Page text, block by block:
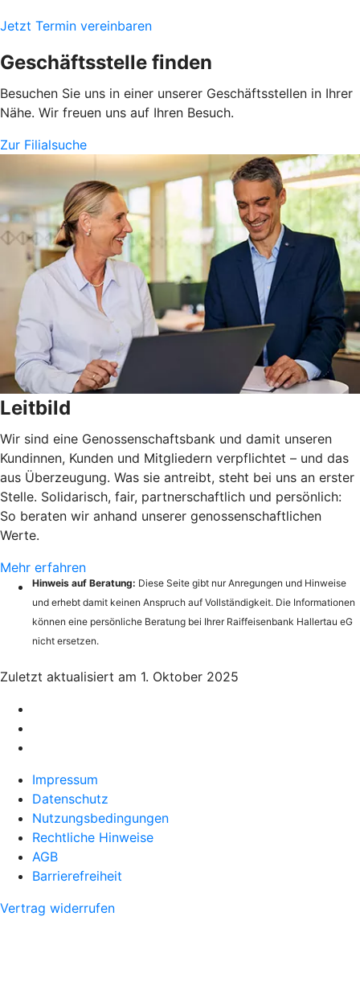
Jetzt Termin vereinbaren
Geschäftsstelle finden
Besuchen Sie uns in einer unserer Geschäftsstellen in Ihrer
Nähe. Wir freuen uns auf Ihren Besuch.
Zur Filialsuche
Leitbild
Wir sind eine Genossenschaftsbank und damit unseren
Kundinnen, Kunden und Mitgliedern verpflichtet – und das
aus Überzeugung. Was sie antreibt, steht bei uns an erster
Stelle. Solidarisch, fair, partnerschaftlich und persönlich:
So beraten wir anhand unserer genossenschaftlichen
Werte.
Mehr erfahren
Hinweis auf Beratung: Diese Seite gibt nur Anregungen und Hinweise
und erhebt damit keinen Anspruch auf Vollständigkeit. Die Informationen
können eine persönliche Beratung bei Ihrer Raiffeisenbank Hallertau eG
nicht ersetzen.
Zuletzt aktualisiert am 1. Oktober 2025
Impressum
Datenschutz
Nutzungsbedingungen
Rechtliche Hinweise
AGB
Barrierefreiheit
Vertrag widerrufen